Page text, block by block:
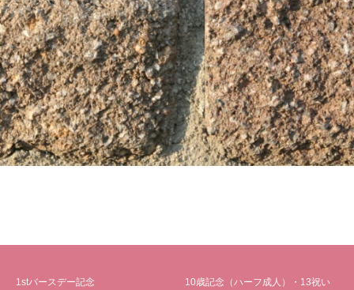
1stバースデー記念 10歳記念（ハーフ成人）・13祝い